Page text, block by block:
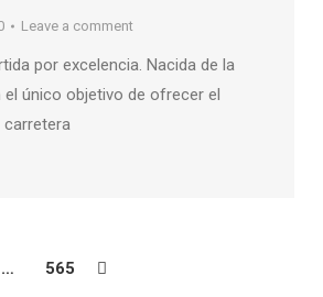
Leave a comment
por excelencia. Nacida de la
el único objetivo de ofrecer el
carretera
… 565